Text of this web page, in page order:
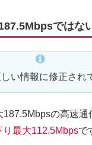
ではな
い情報に修正され
の高速通
り最大112.5Mbpsで